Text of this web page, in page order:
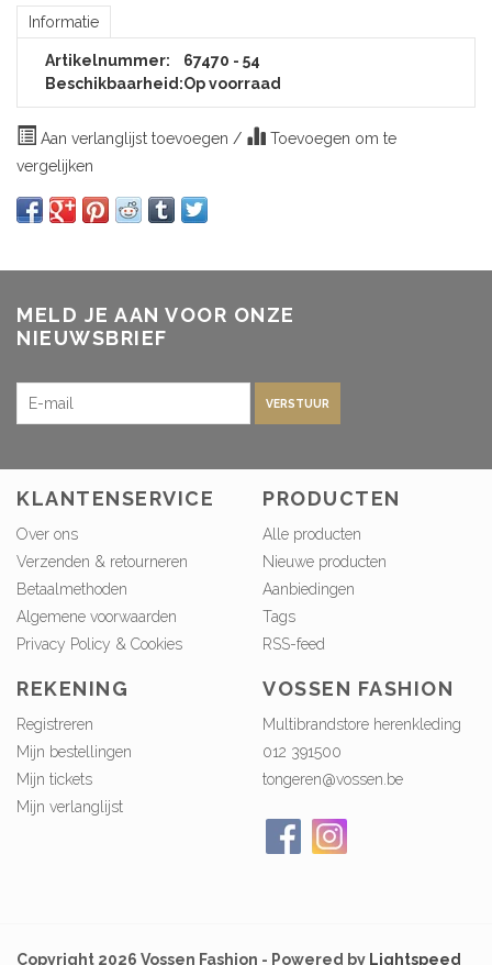
Informatie
Artikelnummer:
67470 - 54
Beschikbaarheid:Op voorraad
Aan verlanglijst toevoegen /
Toevoegen om te
vergelijken
MELD JE AAN VOOR ONZE
NIEUWSBRIEF
VERSTUUR
KLANTENSERVICE
Over ons
Verzenden & retourneren
Betaalmethoden
Algemene voorwaarden
Privacy Policy & Cookies
PRODUCTEN
Alle producten
Nieuwe producten
Aanbiedingen
Tags
RSS-feed
REKENING
Registreren
Mijn bestellingen
Mijn tickets
Mijn verlanglijst
VOSSEN FASHION
Multibrandstore herenkleding
012 391500
tongeren@vossen.be
Copyright 2026 Vossen Fashion - Powered by Lightspeed